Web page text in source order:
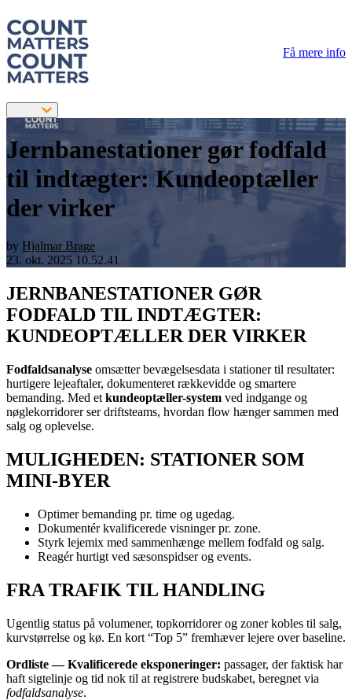
Få mere info
Jernbanestationer gør fodfald
til indtægter: Kundeoptæller
der virker
by Hjalmar Brage
23. okt. 2025 10.52.41
JERNBANESTATIONER GØR
FODFALD TIL INDTÆGTER:
KUNDEOPTÆLLER DER VIRKER
Fodfaldsanalyse omsætter bevægelsesdata i stationer til resultater:
hurtigere lejeaftaler, dokumenteret rækkevidde og smartere
bemanding. Med et kundeoptæller-system ved indgange og
nøglekorridorer ser driftsteams, hvordan flow hænger sammen med
salg og oplevelse.
MULIGHEDEN: STATIONER SOM
MINI-BYER
Optimer bemanding pr. time og ugedag.
Dokumentér kvalificerede visninger pr. zone.
Styrk lejemix med sammenhænge mellem fodfald og salg.
Reagér hurtigt ved sæsonspidser og events.
FRA TRAFIK TIL HANDLING
Ugentlig status på volumener, topkorridorer og zoner kobles til salg,
kurvstørrelse og kø. En kort “Top 5” fremhæver lejere over baseline.
Ordliste — Kvalificerede eksponeringer: passager, der faktisk har
haft sigtelinje og tid nok til at registrere budskabet, beregnet via
fodfaldsanalyse.